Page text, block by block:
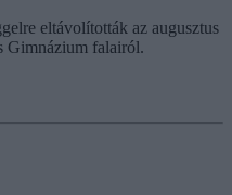
eltávolították az augusztus
Gimnázium falairól.